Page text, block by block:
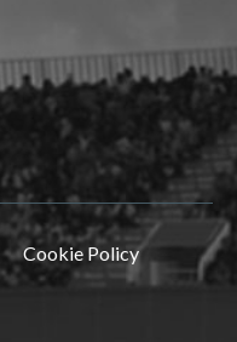
Cookie Policy